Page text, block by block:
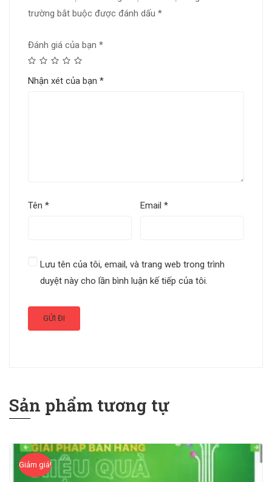
trường bắt buộc được đánh dấu *
Đánh giá của bạn *
Nhận xét của bạn *
Tên * Email*
Lưu tên của tôi, email, và trang web trong trình
duyệt này cho lần bình luận kế tiếp của tôi.
Sản phẩm tương tự
Giảm giá!